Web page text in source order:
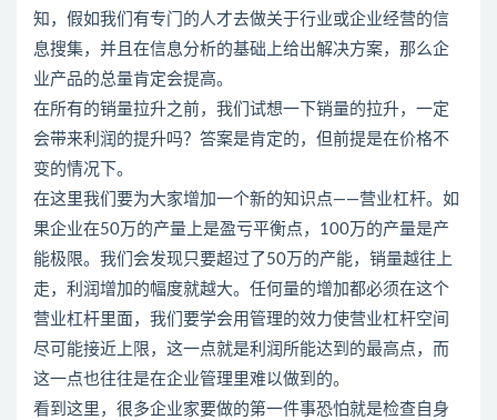
知，假如我们有专门的人才去做关于行业或企业经营的信
息搜集，并且在信息分析的基础上给出解决方案，那么企
业产品的总量肯定会提高。
在所有的销量拉升之前，我们试想一下销量的拉升，一定
会带来利润的提升吗？答案是肯定的，但前提是在价格不
变的情况下。
在这里我们要为大家增加一个新的知识点——营业杠杆。如
果企业在50万的产量上是盈亏平衡点，100万的产量是产
能极限。我们会发现只要超过了50万的产能，销量越往上
走，利润增加的幅度就越大。任何量的增加都必须在这个
营业杠杆里面，我们要学会用管理的效力使营业杠杆空间
尽可能接近上限，这一点就是利润所能达到的最高点，而
这一点也往往是在企业管理里难以做到的。
看到这里，很多企业家要做的第一件事恐怕就是检查自身